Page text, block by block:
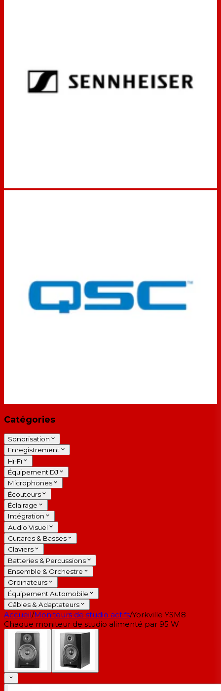
Catégories
Sonorisation
Enregistrement
Hi-Fi
Équipement DJ
Microphones
Écouteurs
Éclairage
Intégration
Audio Visuel
Guitares & Basses
Claviers
Batteries & Percussions
Ensemble & Orchestre
Ordinateurs
Équipement Automobile
Câbles & Adaptateurs
Accueil/Moniteurs de studio actifs/Yorkville YSM8
Chaque moniteur de studio alimenté par 95 W